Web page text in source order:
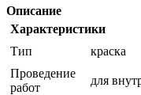
Описание
Характеристики
Тип
краска
Проведение
работ
для